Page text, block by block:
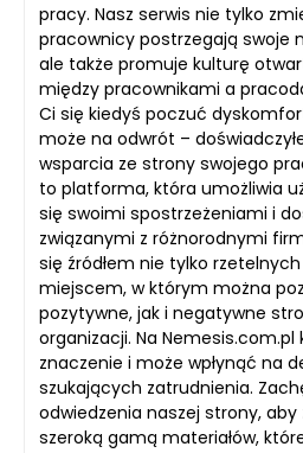
pracy. Nasz serwis nie tylko
pracownicy postrzegają swoje
ale także promuje kulturę
między pracownikami a
Ci się kiedyś poczuć
może na odwrót –
wsparcia ze strony swojego
to platforma, która umożliwia
się swoimi spostrzeżeniami i
związanymi z różnorodnymi
się źródłem nie tylko
miejscem, w którym można
pozytywne, jak i negatywne
organizacji. Na Nemesis.com.pl
znaczenie i może wpłynąć na
szukających zatrudnienia.
odwiedzenia naszej strony, aby
szeroką gamą materiałów,